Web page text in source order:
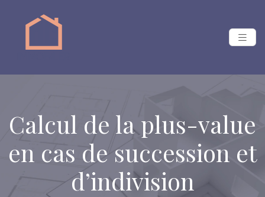
Calcul de la plus-value
en cas de succession et
d’indivision